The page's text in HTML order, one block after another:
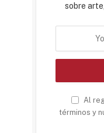
sobre
Al
términos y